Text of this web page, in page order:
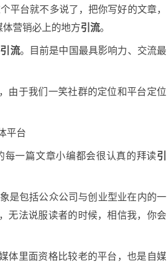
平台就不多说了，把你写好的文章，
营销必上的地方引流。
引流。目前是中国最具影响力、交流最
由于我们一笑社群的定位和平台定位
平台
一篇文章小编都会很认真的拜读引
是包括公众公司与创业型业在内的一
无法说服读者的时候，相信我，你会
体里面资格比较老的平台，也是自媒